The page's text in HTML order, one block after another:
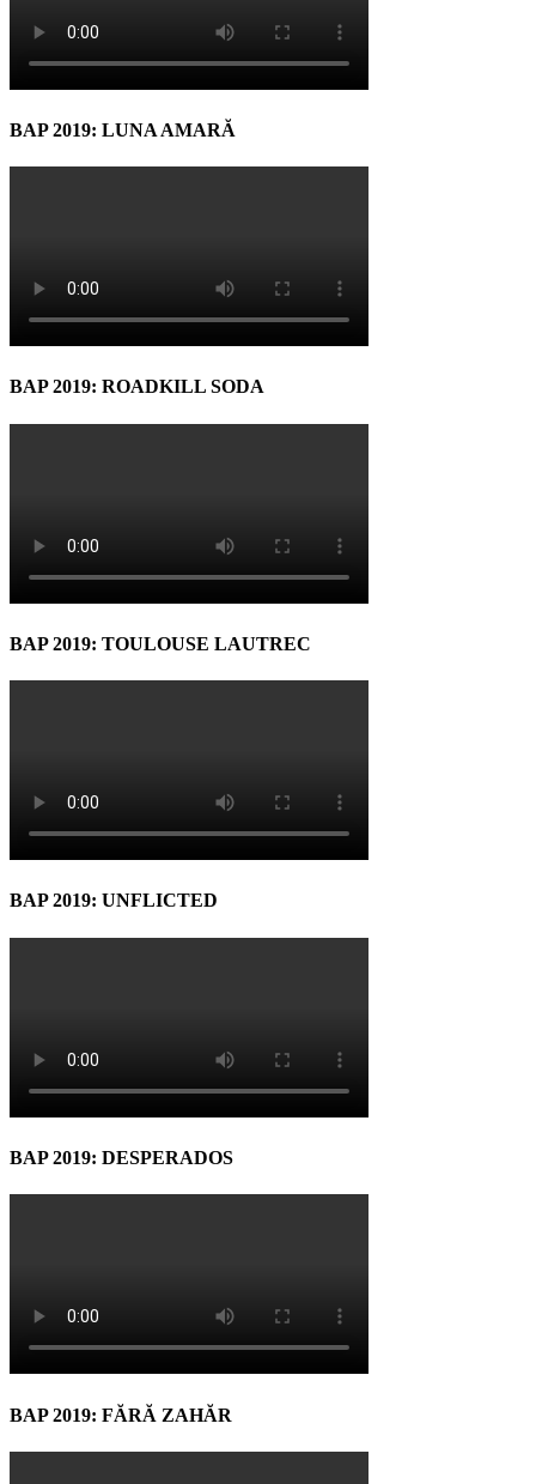
BAP 2019: LUNA AMARĂ
BAP 2019: ROADKILL SODA
BAP 2019: TOULOUSE LAUTREC
BAP 2019: UNFLICTED
BAP 2019: DESPERADOS
BAP 2019: FĂRĂ ZAHĂR